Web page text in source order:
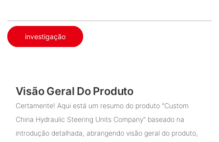
investigação
Visão Geral Do Produto
Certamente! Aqui está um resumo do produto "Custom
China Hydraulic Steering Units Company" baseado na
introdução detalhada, abrangendo visão geral do produto,